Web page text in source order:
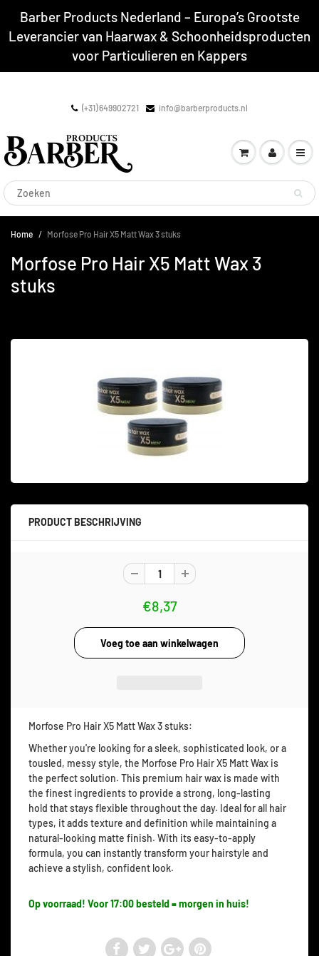
Barber Products Nederland – Europa’s Grootste
Leverancier van Haarwax & Schoonheidsproducten
voor Particulieren en Kappers
(+31) 649902721 info@barberproducts.nl
Home Morfose Pro Hair X5 Matt Wax 3 stuks
Morfose Pro Hair X5 Matt Wax 3
stuks
PRODUCT BESCHRIJVING
€8,37
Morfose Pro Hair X5 Matt Wax 3 stuks:
Whether you're looking for a sleek, sophisticated look, or a
tousled, messy style, the Morfose Pro Hair X5 Matt Wax is
the perfect solution. This premium hair wax is made with
the finest ingredients to provide a strong, long-lasting
hold that stays flexible throughout the day. Ideal for all hair
types, it adds texture and definition while maintaining a
natural-looking matte finish. With its easy-to-apply
formula, you can instantly transform your hairstyle and
achieve a stylish, confident look.
Op voorraad! Voor 17:00 besteld = morgen in huis!